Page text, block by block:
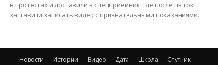
в протестах и доставили в спецприёмник, где после пыток
заставили записать видео с признательными показаниями.
Новости Истории Видео Дата Школа
Спутник